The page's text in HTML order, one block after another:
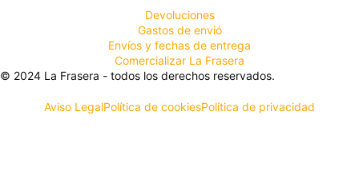
Devoluciones
Gastos de envió
Envíos y fechas de entrega
Comercializar La Frasera
© 2024 La Frasera - todos los derechos reservados.
Aviso LegalPolítica de cookiesPolítica de privacidad